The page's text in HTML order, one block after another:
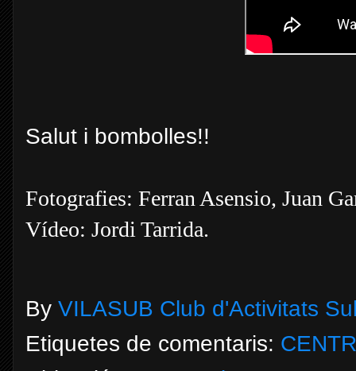
Salut i bombolles!!
Fotografies: Ferran Asensio, Juan
Vídeo: Jordi Tarrida.
By VILASUB Club d'Activitats
Etiquetes de comentaris: